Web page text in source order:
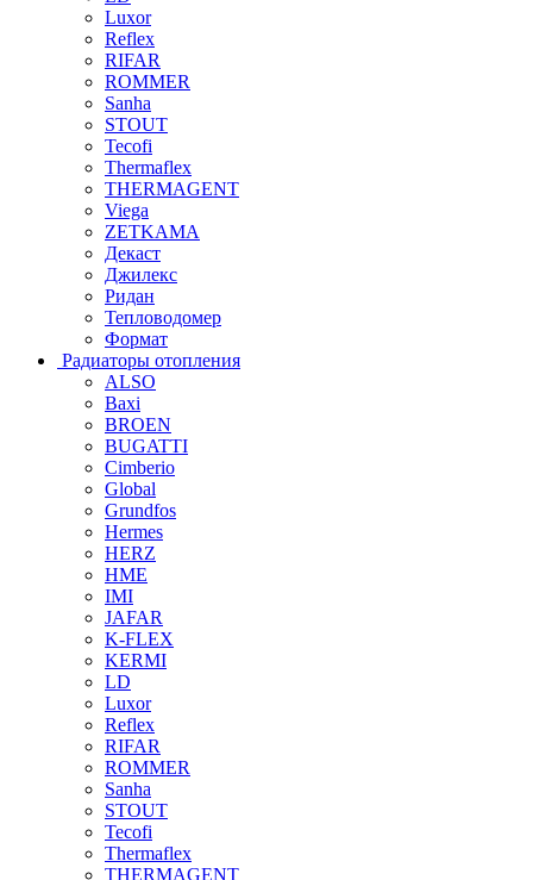
Luxor
Reflex
RIFAR
ROMMER
Sanha
STOUT
Tecofi
Thermaflex
THERMAGENT
Viega
ZETKAMA
Декаст
Джилекс
Ридан
Тепловодомер
Формат
Радиаторы отопления
ALSO
Baxi
BROEN
BUGATTI
Cimberio
Global
Grundfos
Hermes
HERZ
HME
IMI
JAFAR
K-FLEX
KERMI
LD
Luxor
Reflex
RIFAR
ROMMER
Sanha
STOUT
Tecofi
Thermaflex
THERMAGENT